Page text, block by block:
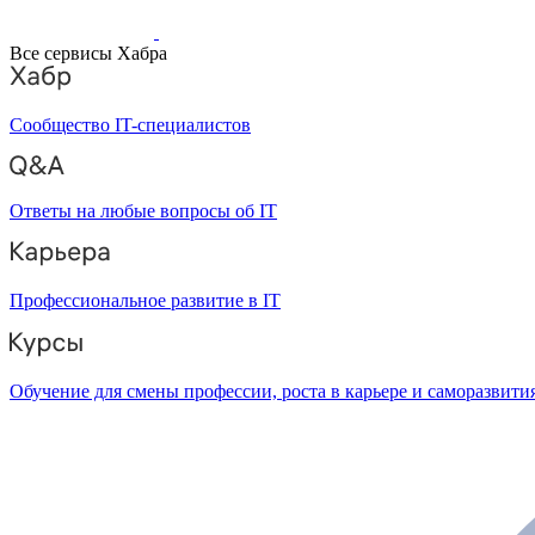
Все сервисы Хабра
Сообщество IT-специалистов
Ответы на любые вопросы об IT
Профессиональное развитие в IT
Обучение для смены профессии, роста в карьере и